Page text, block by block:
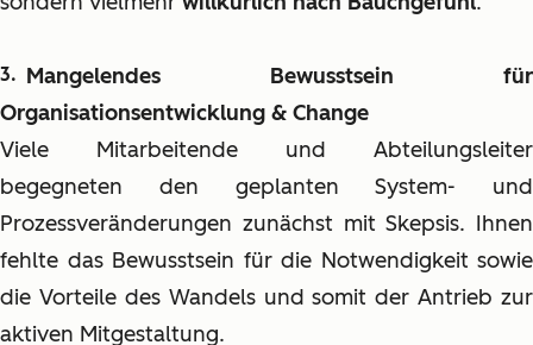
Mangelendes Bewusstsein für
Organisationsentwicklung & Change
Viele Mitarbeitende und Abteilungsleiter
begegneten den geplanten System- und
Prozessveränderungen zunächst mit Skepsis. Ihnen
fehlte das Bewusstsein für die Notwendigkeit sowie
die Vorteile des Wandels und somit der Antrieb zur
aktiven Mitgestaltung.